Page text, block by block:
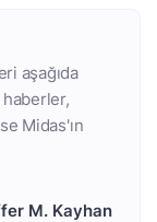
aşağıda
Midas'ın
M. Kayhan